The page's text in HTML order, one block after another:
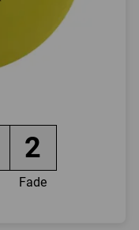
2
Fade